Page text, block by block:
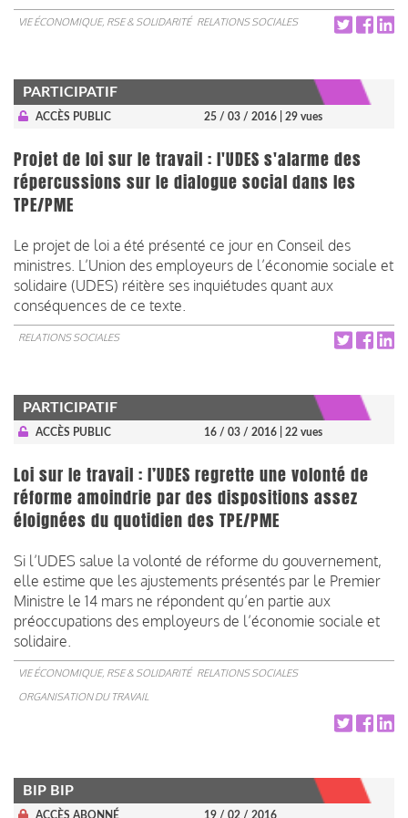
VIE ÉCONOMIQUE, RSE & SOLIDARITÉ RELATIONS SOCIALES
PARTICIPATIF
ACCÈS PUBLIC 25 / 03 / 2016 | 29 vues
Projet de loi sur le travail : l'UDES s'alarme des
répercussions sur le dialogue social dans les
TPE/PME
Le projet de loi a été présenté ce jour en Conseil des
ministres. L’Union des employeurs de l’économie sociale et
solidaire (UDES) réitère ses inquiétudes quant aux
conséquences de ce texte.
RELATIONS SOCIALES
PARTICIPATIF
ACCÈS PUBLIC 16 / 03 / 2016 | 22 vues
Loi sur le travail : l’UDES regrette une volonté de
réforme amoindrie par des dispositions assez
éloignées du quotidien des TPE/PME
Si l’UDES salue la volonté de réforme du gouvernement,
elle estime que les ajustements présentés par le Premier
Ministre le 14 mars ne répondent qu’en partie aux
préoccupations des employeurs de l’économie sociale et
solidaire.
VIE ÉCONOMIQUE, RSE & SOLIDARITÉ RELATIONS SOCIALES
ORGANISATION DU TRAVAIL
BIP BIP
ACCÈS ABONNÉ 19 / 02 / 2016